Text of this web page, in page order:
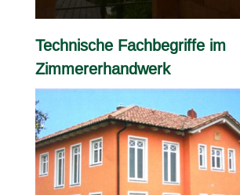
Technische Fachbegriffe im
Zimmererhandwerk